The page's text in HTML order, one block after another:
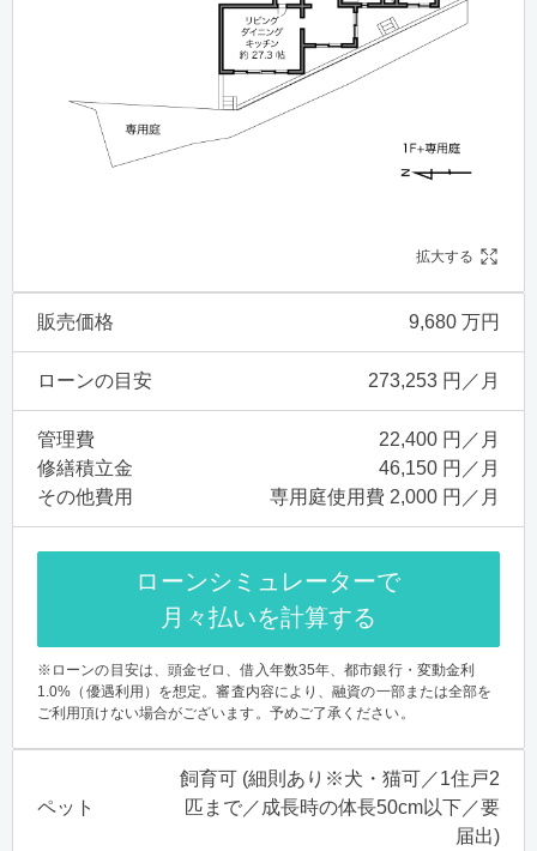
拡大する
販売価格 9,680 万円
ローンの目安 273,253 円／月
管理費
22,400 円／月
修繕積立金
46,150 円／月
その他費用
専用庭使用費 2,000 円／月
ローンシミュレーターで
月々払いを計算する
※ローンの目安は、頭金ゼロ、借入年数35年、都市銀行・変動金利
1.0%（優遇利用）を想定。審査内容により、融資の一部または全部を
ご利用頂けない場合がございます。予めご了承ください。
ペット
飼育可 (細則あり※犬・猫可／1住戸2
匹まで／成長時の体長50cm以下／要
届出)